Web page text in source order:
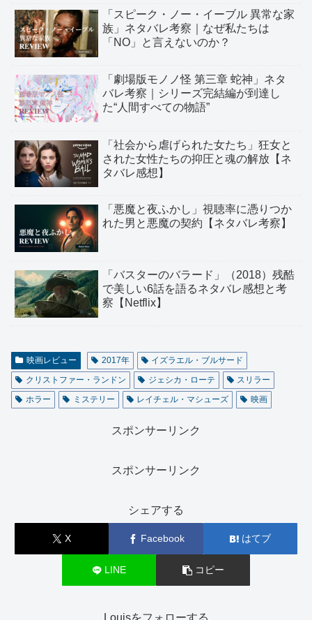
「スピーク・ノー・イーブル 異常な家
族」ネタバレ考察｜なぜ私たちは
「NO」と言えないのか？
「劇場版モノノ怪 第三章 蛇神」ネタ
バレ考察｜シリーズ完結編が到達し
た“人間すべての物語”
「社会から虐げられた女たち」狂女と
された女性たちの抑圧と魂の解放【ネ
タバレ感想】
「悪魔と夜ふかし」視聴率に憑りつか
れた男と悪魔の契約【ネタバレ考察】
「バスターのバラード」（2018）残酷
で美しい6話を語るネタバレ感想と考
察【Netflix】
映画レビュー 2017年
イズラエル・ブルサード
クリストファー・ランドン
ジェシカ・ローテ
スリラー
ホラー
ミステリー レイチェル・マシューズ 映画
スポンサーリンク
スポンサーリンク
シェアする
X Facebook はてブ
LINE コピー